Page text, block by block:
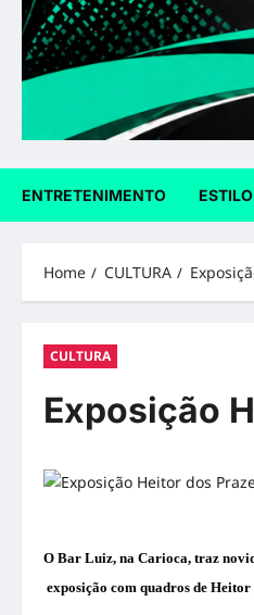
ENTRETENIMENTO ESTILO
Home CULTURA
CULTURA
Exposição
O Bar Luiz, na Carioca, traz
exposição com quadros de Heitor